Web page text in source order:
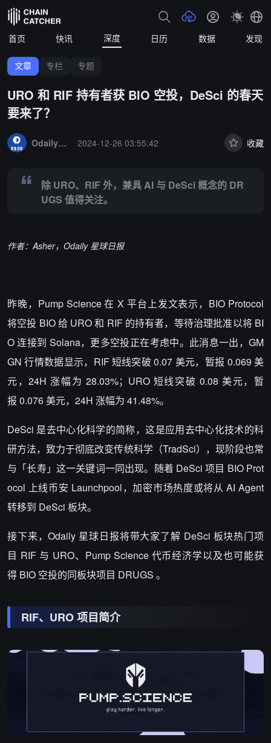
首页 快讯 深度 日历 数据 发现
文章 专栏 专题
URO 和 RIF 持有者获 BIO 空投，DeSci 的春天
要来了？
OdailyNews
2024-12-26 03:55:42 收藏
除 URO、RIF 外，兼具 AI 与 DeSci 概念的 DR
UGS 值得关注。
作者：Asher，Odaily 星球日报
昨晚，Pump Science 在 X 平台上发文表示，BIO Protocol
将空投 BIO 给 URO 和 RIF 的持有者，等待治理批准以将 BI
O 连接到 Solana，更多空投正在考虑中。此消息一出，GM
GN 行情数据显示，RIF 短线突破 0.07 美元，暂报 0.069 美
元，24H 涨幅为 28.03%；URO 短线突破 0.08 美元，暂
报 0.076 美元，24H 涨幅为 41.48%。
DeSci 是去中心化科学的简称，这是应用去中心化技术的科
研方法，致力于彻底改变传统科学（TradSci），现阶段也常
与「长寿」这一关键词一同出现。随着 DeSci 项目 BIO Prot
ocol 上线币安 Launchpool，加密市场热度或将从 AI Agent
转移到 DeSci 板块。
接下来，Odaily 星球日报将带大家了解 DeSci 板块热门项
目 RIF 与 URO、Pump Science 代币经济学以及也可能获
得 BIO 空投的同板块项目 DRUGS 。
RIF、URO 项目简介